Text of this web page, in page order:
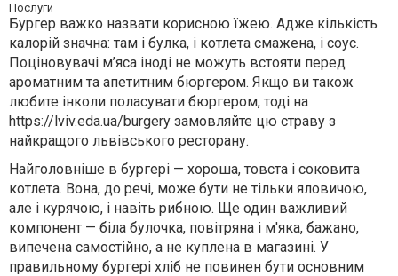
Послуги
Бургер важко назвати корисною їжею. Адже кількість
калорій значна: там і булка, і котлета смажена, і соус.
Поціновувачі м’яса іноді не можуть встояти перед
ароматним та апетитним бюргером. Якщо ви також
любите інколи поласувати бюргером, тоді на
https://lviv.eda.ua/burgery замовляйте цю страву з
найкращого львівського ресторану.
Найголовніше в бургері — хороша, товста і соковита
котлета. Вона, до речі, може бути не тільки яловичою,
але і курячою, і навіть рибною. Ще один важливий
компонент — біла булочка, повітряна і м'яка, бажано,
випечена самостійно, а не куплена в магазині. У
правильному бургері хліб не повинен бути основним